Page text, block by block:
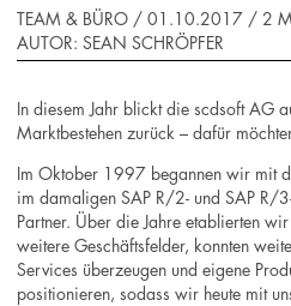
TEAM & BÜRO / 01.10.2017 / 2
AUTOR: SEAN SCHRÖPFER
In diesem Jahr blickt die scdsoft AG
Marktbestehen zurück – dafür
Im Oktober 1997 begannen wir mit
im damaligen SAP R/2- und SAP R/
Partner. Über die Jahre etablierten
weitere Geschäftsfelder, konnten
Services überzeugen und eigene
positionieren, sodass wir heute mit